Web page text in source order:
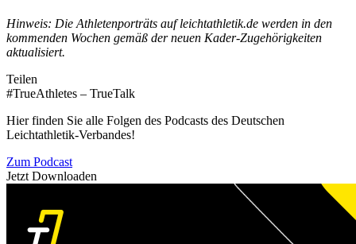
Hinweis: Die Athletenporträts auf leichtathletik.de werden in den
kommenden Wochen gemäß der neuen Kader-Zugehörigkeiten
aktualisiert.
Teilen
#TrueAthletes – TrueTalk
Hier finden Sie alle Folgen des Podcasts des Deutschen
Leichtathletik-Verbandes!
Zum Podcast
Jetzt Downloaden